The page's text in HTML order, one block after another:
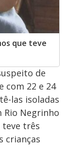
que teve
de
com 22 e 24
las isoladas
Rio Negrinho
teve três
crianças